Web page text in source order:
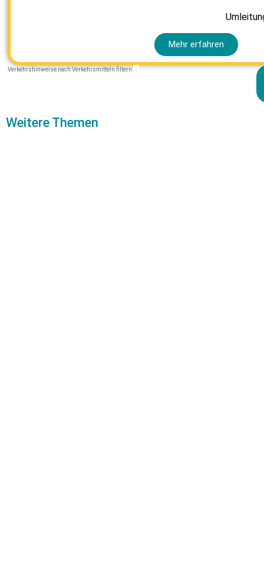
Mehr erfahren
Verkehrshinweise nach Verkehrsmitteln filtern:
Weitere Themen